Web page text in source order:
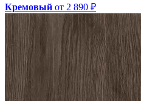
Кремовый от 2 890 ₽